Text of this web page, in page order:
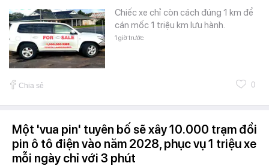
Chiếc xe chỉ còn cách đúng 1 km để
cán mốc 1 triệu km lưu hành.
1 giờ trước
Chia sẻ 0
Một 'vua pin' tuyên bố sẽ xây 10.000 trạm đổi
pin ô tô điện vào năm 2028, phục vụ 1 triệu xe
mỗi ngày chỉ với 3 phút